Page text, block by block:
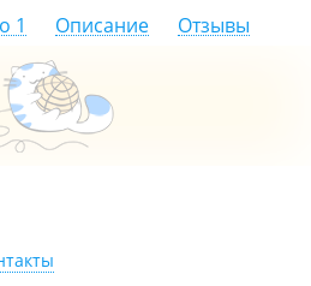
1 Описание Отзывы
9В